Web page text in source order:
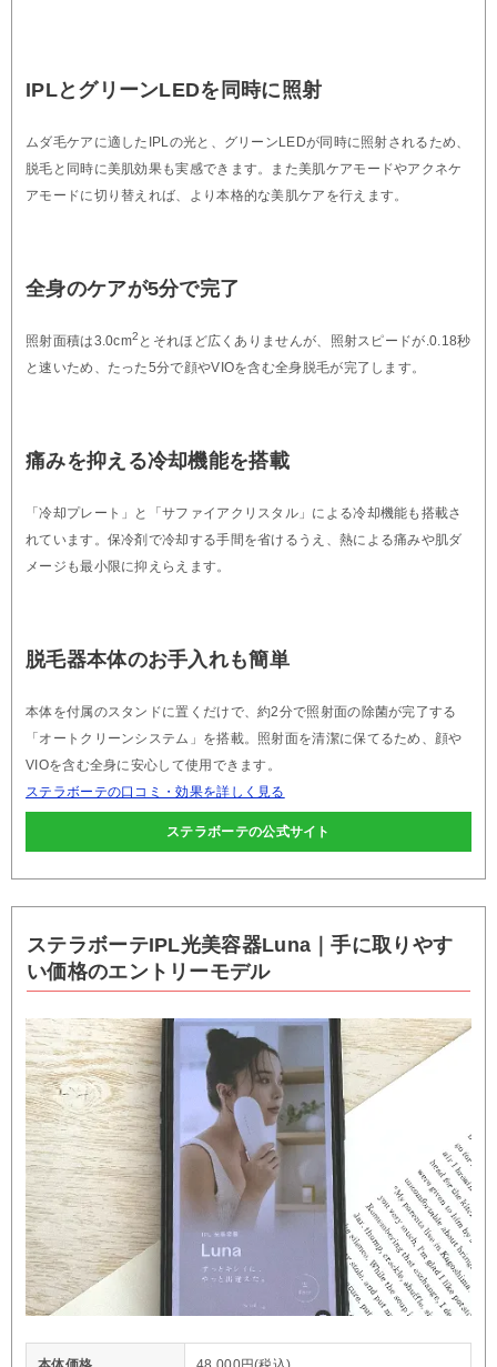
IPLとグリーンLEDを同時に照射
ムダ毛ケアに適したIPLの光と、グリーンLEDが同時に照射されるため、
脱毛と同時に美肌効果も実感できます。また美肌ケアモードやアクネケ
アモードに切り替えれば、より本格的な美肌ケアを行えます。
全身のケアが5分で完了
照射面積は3.0cm2 とそれほど広くありませんが、照射スピードが.0.18秒
と速いため、たった5分で顔やVIOを含む全身脱毛が完了します。
痛みを抑える冷却機能を搭載
「冷却プレート」と「サファイアクリスタル」による冷却機能も搭載さ
れています。保冷剤で冷却する手間を省けるうえ、熱による痛みや肌ダ
メージも最小限に抑えらえます。
脱毛器本体のお手入れも簡単
本体を付属のスタンドに置くだけで、約2分で照射面の除菌が完了する
「オートクリーンシステム」を搭載。照射面を清潔に保てるため、顔や
VIOを含む全身に安心して使用できます。
ステラボーテの口コミ・効果を詳しく見る
ステラボーテの公式サイト
ステラボーテIPL光美容器Luna｜手に取りやす
い価格のエントリーモデル